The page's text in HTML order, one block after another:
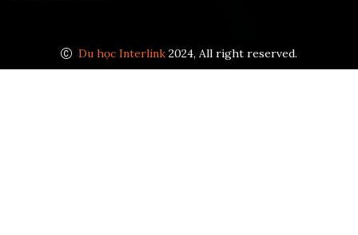
Du học Interlink 2024, All right reserved.